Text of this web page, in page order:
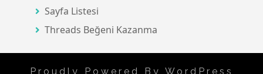
Sayfa Listesi
Threads Beğeni Kazanma
Proudly Powered By WordPress